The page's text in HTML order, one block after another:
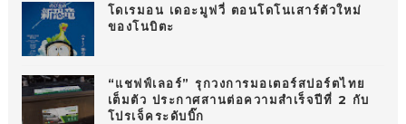
โดเรมอน เดอะมูฟวี่ ตอนโดโนเสาร์ตัวใหม่
ของโนบิตะ
“แชฟฟ์เลอร์” รุกวงการมอเตอร์สปอร์ตไทย
เต็มตัว ประกาศสานต่อความสำเร็จปีที่ 2 กับ
โปรเจ็คระดับบิ๊ก